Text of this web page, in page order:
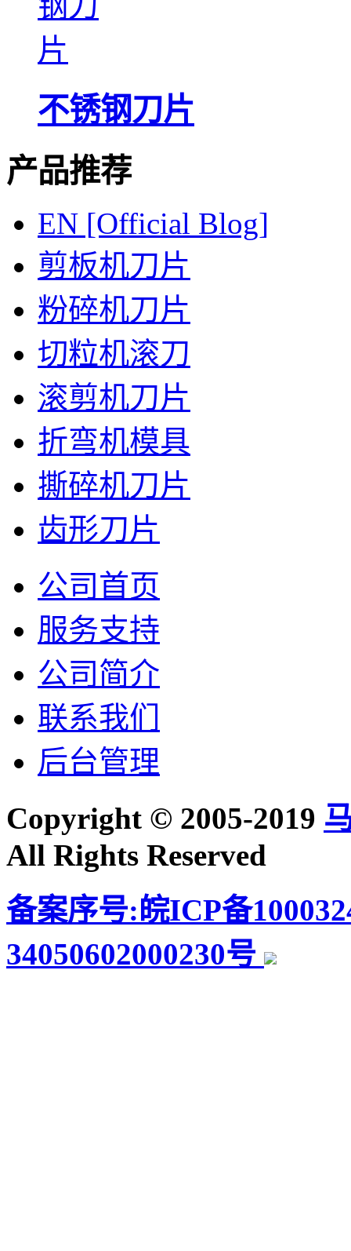
不锈钢刀片
产品推荐
EN [Official Blog]
剪板机刀片
粉碎机刀片
切粒机滚刀
滚剪机刀片
折弯机模具
撕碎机刀片
齿形刀片
公司首页
服务支持
公司简介
联系我们
后台管理
Copyright © 2005-2019
All Rights Reserved
备案序号:皖ICP备
34050602000230号